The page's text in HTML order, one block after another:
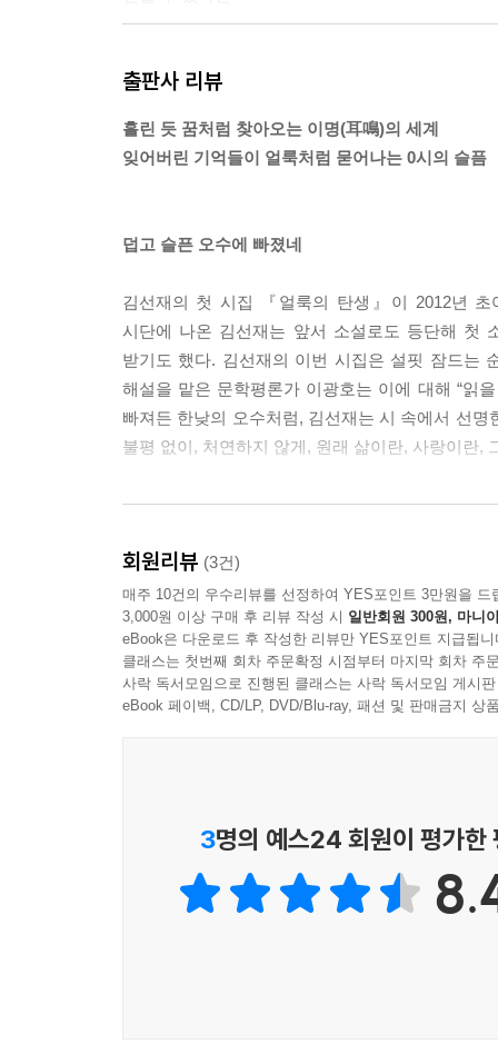
지금 여기는 수상(水上)의 들판
내 말은 지워져 소망 없이
하나씩 사라지네 한때 사랑한다 믿었던 오래된 사
슬프다고 생각하면 꿈이 되는 슬픈 잠
외롭다고 생각하면 잠이 되는 외로운 꿈
어느 날 아무도 깨우지 않는 오수에 빠졌네
버려진 정원에 버린 나를 보며 버려진 내가 우는
가시를 위하여
통증을 용서해요
부분이면서 어느덧 전체가 된 나를,
당신이지만 나인
나는 기원에서 멀어졌다 이미 나는 숲의 변형이
출판사 리뷰
홀린 듯 꿈처럼 찾아오는 이명(耳鳴)의 세계
잊어버린 기억들이 얼룩처럼 묻어나는 0시의 슬픔
덥고 슬픈 오수에 빠졌네
김선재의 첫 시집 『얼룩의 탄생』이 2012년
시단에 나온 김선재는 앞서 소설로도 등단해 첫
받기도 했다. 김선재의 이번 시집은 설핏 잠드는
해설을 맡은 문학평론가 이광호는 이에 대해 “읽
빠져든 한낮의 오수처럼, 김선재는 시 속에서 선
불평 없이, 처연하지 않게, 원래 삶이란, 사랑이란,
거친 잠이 조금만 다정해진다면 나는 나와 너 사
되는 꿈
옛날이야기를 해줄까 그리 오래되지 않은 잊어버
? 「0시의 취향」 부분
회원리뷰 (3건)
매주 10건의 우수리뷰를 선정하여 YES포인트 3만원을 드
3,000원 이상 구매 후 리뷰 작성 시 일반회원 300원, 마니
eBook은 다운로드 후 작성한 리뷰만 YES포인트 지급됩니
클래스는 첫번째 회차 주문확정 시점부터 마지막 회차 주
사락 독서모임으로 진행된 클래스는 사락 독서모임 게시
eBook 페이백, CD/LP, DVD/Blu-ray, 패션 및 판매금지 상
3명의 예스24 회원이 평가한